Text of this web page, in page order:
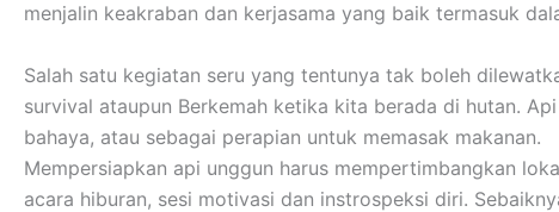
menjalin keakraban dan kerjasama yang baik termasuk
Salah satu kegiatan seru yang tentunya tak boleh
survival ataupun Berkemah ketika kita berada di hutan.
bahaya, atau sebagai perapian untuk memasak makanan.
Mempersiapkan api unggun harus mempertimbangkan
acara hiburan, sesi motivasi dan instrospeksi diri.